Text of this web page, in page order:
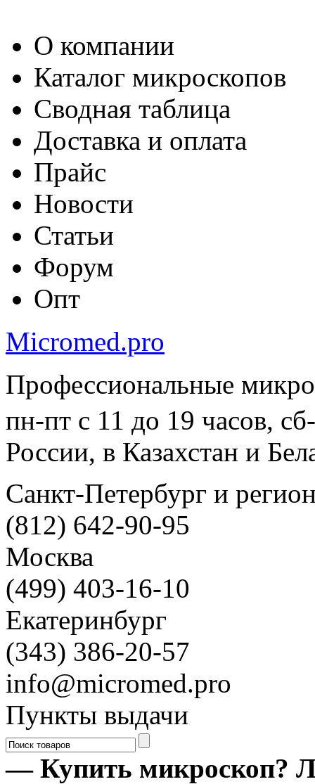
О компании
Каталог микроскопов
Сводная таблица
Доставка и оплата
Прайс
Новости
Статьи
Форум
Опт
Micromed.pro
Профессиональные
пн-пт с 11 до 19 часов,
России, в Казахстан и
Санкт-Петербург и
(812) 642-90-95
Москва
(499) 403-16-10
Екатеринбург
(343) 386-20-57
info@micromed.pro
Пункты выдачи
— Купить микроскоп?